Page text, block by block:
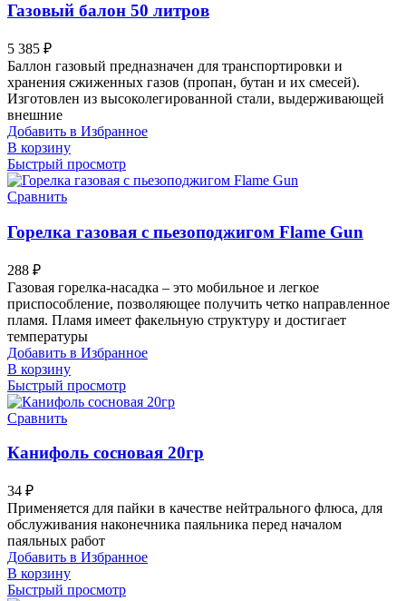
Газовый балон 50 литров
5 385 ₽
Баллон газовый предназначен для транспортировки и
хранения сжиженных газов (пропан, бутан и их смесей).
Изготовлен из высоколегированной стали, выдерживающей
внешние
Добавить в Избранное
В корзину
Быстрый просмотр
Сравнить
Горелка газовая с пьезоподжигом Flame Gun
288 ₽
Газовая горелка-насадка – это мобильное и легкое
приспособление, позволяющее получить четко направленное
пламя. Пламя имеет факельную структуру и достигает
температуры
Добавить в Избранное
В корзину
Быстрый просмотр
Сравнить
Канифоль сосновая 20гр
34 ₽
Применяется для пайки в качестве нейтрального флюса, для
обслуживания наконечника паяльника перед началом
паяльных работ
Добавить в Избранное
В корзину
Быстрый просмотр